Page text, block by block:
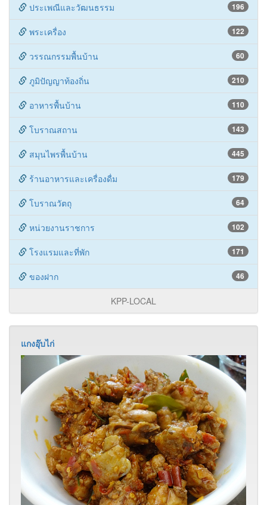
196
ประเพณีและวัฒนธรรม
122
พระเครื่อง
60
วรรณกรรมพื้นบ้าน
210
ภูมิปัญญาท้องถิ่น
110
อาหารพื้นบ้าน
143
โบราณสถาน
445
สมุนไพรพื้นบ้าน
179
ร้านอาหารและเครื่องดื่ม
64
โบราณวัตถุ
102
หน่วยงานราชการ
171
โรงแรมและที่พัก
46
ของฝาก
KPP-LOCAL
แกงอุ๊บไก่